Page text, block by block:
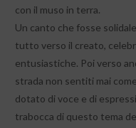
con il muso in terra.
Un canto che fosse
tutto verso il creato,
entusiastiche. Poi verso
strada non sentiti mai
dotato di voce e di
trabocca di questo tema